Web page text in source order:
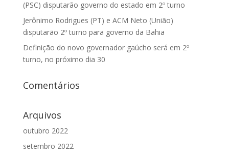
(PSC) disputarão governo do estado em 2º turno
Jerônimo Rodrigues (PT) e ACM Neto (União)
disputarão 2º turno para governo da Bahia
Definição do novo governador gaúcho será em 2º
turno, no próximo dia 30
Comentários
Arquivos
outubro 2022
setembro 2022